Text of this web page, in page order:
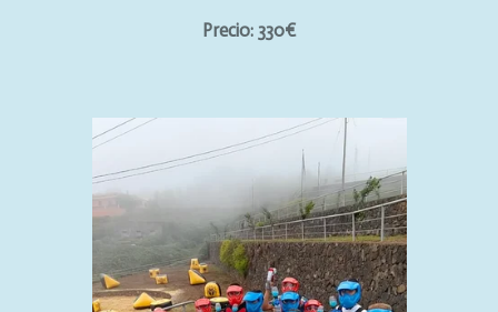
Precio: 330€